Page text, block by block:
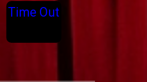
Time Out